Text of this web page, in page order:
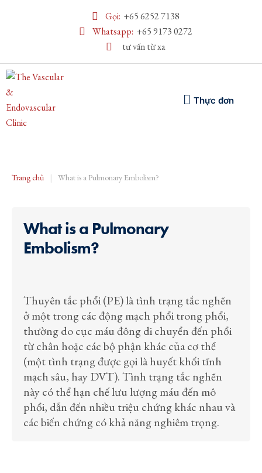
Gọi: +65 6252 7138
Whatsapp: +65 9173 0272
tư vấn từ xa
Thực đơn
Trang chủ | What is a Pulmonary Embolism?
What is a Pulmonary
Embolism?
Thuyên tắc phổi (PE) là tình trạng tắc nghẽn
ở một trong các động mạch phổi trong phổi,
thường do cục máu đông di chuyển đến phổi
từ chân hoặc các bộ phận khác của cơ thể
(một tình trạng được gọi là huyết khối tĩnh
mạch sâu, hay DVT). Tình trạng tắc nghẽn
này có thể hạn chế lưu lượng máu đến mô
phổi, dẫn đến nhiều triệu chứng khác nhau và
các biến chứng có khả năng nghiêm trọng.